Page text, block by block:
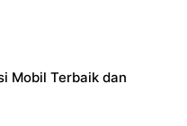
Mobil Terbaik dan